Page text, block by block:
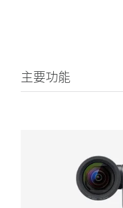
主要功能